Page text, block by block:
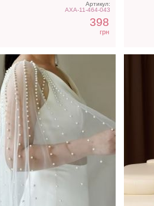
Артикул:
AXA-11-464-043
398
грн
Коктейльное классическое
белое платье миди длины